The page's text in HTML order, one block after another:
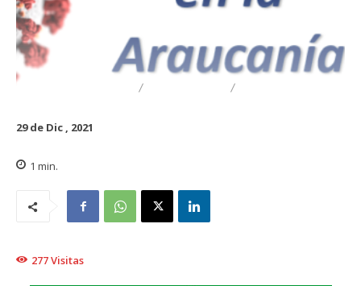
29 de Dic , 2021
1 min.
277Visitas